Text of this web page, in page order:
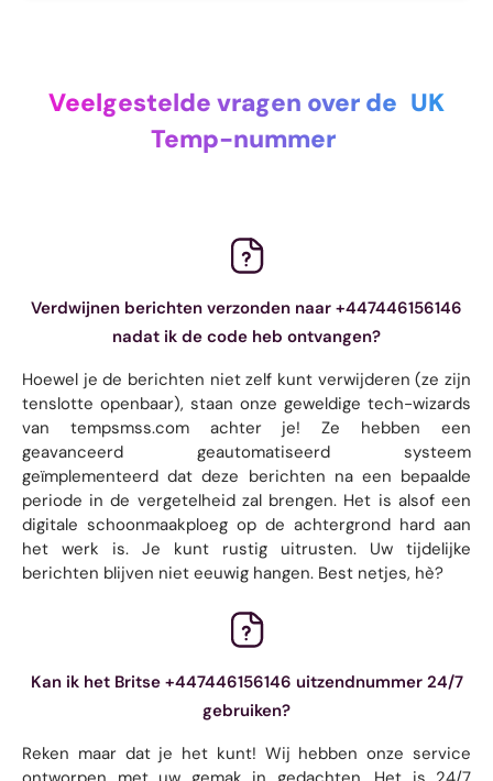
Veelgestelde vragen over de UK
Temp-nummer
Verdwijnen berichten verzonden naar +447446156146
nadat ik de code heb ontvangen?
Hoewel je de berichten niet zelf kunt verwijderen (ze zijn
tenslotte openbaar), staan ​​onze geweldige tech-wizards
van tempsmss.com achter je! Ze hebben een
geavanceerd geautomatiseerd systeem
geïmplementeerd dat deze berichten na een bepaalde
periode in de vergetelheid zal brengen. Het is alsof een
digitale schoonmaakploeg op de achtergrond hard aan
het werk is. Je kunt rustig uitrusten. Uw tijdelijke
berichten blijven niet eeuwig hangen. Best netjes, hè?
Kan ik het Britse +447446156146 uitzendnummer 24/7
gebruiken?
Reken maar dat je het kunt! Wij hebben onze service